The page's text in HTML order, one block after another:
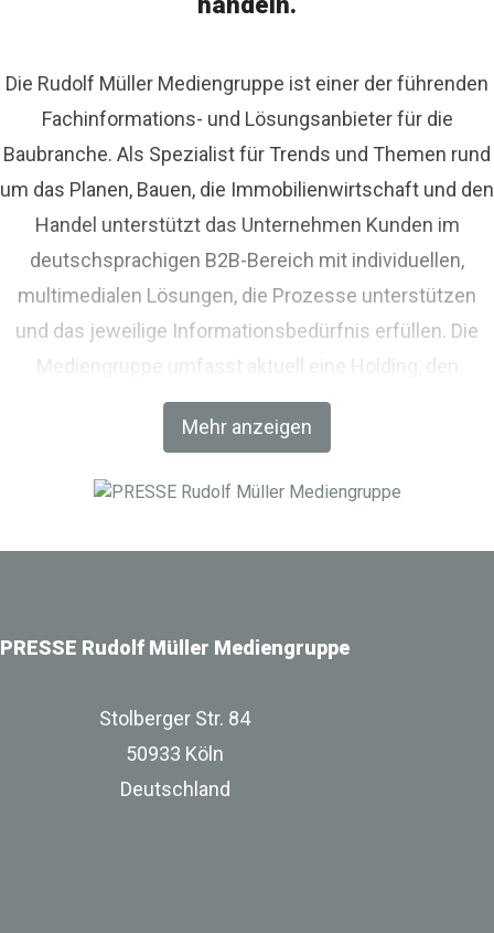
Mehr anzeigen
Die Rudolf Müller Mediengruppe ist einer der führenden
Fachinformations- und Lösungsanbieter für die
Baubranche. Als Spezialist für Trends und Themen rund
um das Planen, Bauen, die Immobilienwirtschaft und den
Handel unterstützt das Unternehmen Kunden im
deutschsprachigen B2B-Bereich mit individuellen,
multimedialen Lösungen, die Prozesse unterstützen
und das jeweilige Informationsbedürfnis erfüllen. Die
Mediengruppe umfasst aktuell eine Holding, den
Fachverlag RM Rudolf Müller Medien und mit der BIM
World MUNICH eine Netzwerkplattform für Akteure der
PRESSE Rudolf Müller Mediengruppe
Stolberger Str. 84
50933 Köln
Deutschland